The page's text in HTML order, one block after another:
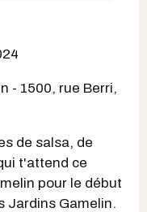
- 1500, rue Berri,
de salsa, de
t'attend ce
pour le début
Jardins Gamelin.